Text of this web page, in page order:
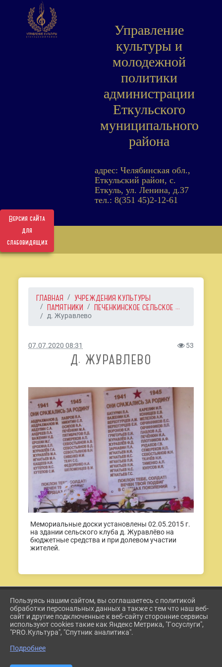
Версия сайта
для
слабовидящих
Управление
культуры и
молодежной
политики
администрации
Еткульского
муниципального
района
адрес: Челябинская обл.,
Еткульский район, с.
Еткуль, ул. Ленина, д.37
тел.: 8(351 45)2-12-61
ГЛАВНАЯ
УЧРЕЖДЕНИЯ КУЛЬТУРЫ
ПАМЯТНИКИ
ПЕЧЕНКИНСКОЕ СЕЛЬСКОЕ ...
д. Журавлево
07.07.2020 08:31 53
Д. ЖУРАВЛЕВО
Мемориальные доски установлены 02.05.2015 г.
на здании сельского клуба д. Журавлёво на
бюджетные средства и при долевом участии
жителей.
2026 Г. ETKUL-KULTURA.RU
ВХОД
КАРТА САЙТА
ПОЛИТИКА ОБРАБОТКИ ПЕРСОНАЛЬНЫХ ДАННЫХ
СДЕЛАНО НА KUBCMS
Пользуясь нашим сайтом, вы соглашаетесь с политикой
обработки персональных данных а также с тем что наш веб-
сайт и другие подключенные к веб-сайту сторонние сервисы
используют cookies такие как Яндекс Метрика, "Госуслуги",
"PRO.Культура", "Спутник аналитика".
Подробнее